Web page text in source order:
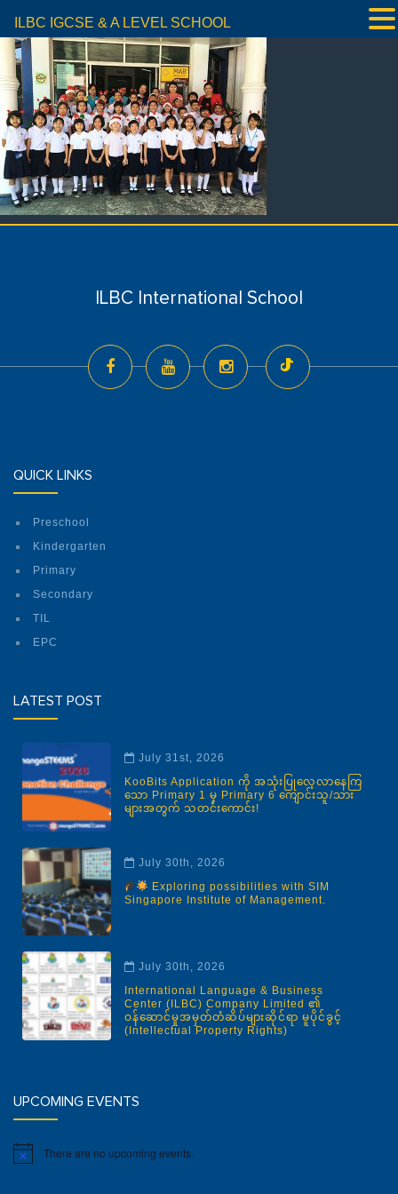
ILBC International School
QUICK LINKS
Preschool
Kindergarten
Primary
Secondary
TIL
EPC
LATEST POST
July 31st, 2026
KooBits Application ကို အသုံးပြုလေ့လာနေကြ
သော Primary 1 မှ Primary 6 ကျောင်းသူ/သား
များအတွက် သတင်းကောင်း!
July 30th, 2026
Exploring possibilities with SIM
Singapore Institute of Management.
July 30th, 2026
International Language & Business
Center (ILBC) Company Limited ၏
ဝန်ဆောင်မှုအမှတ်တံဆိပ်များဆိုင်ရာ မူပိုင်ခွင့်
(Intellectual Property Rights)
UPCOMING EVENTS
Notice There are no upcoming events.
ILBC IGCSE & A LEVEL SCHOOL